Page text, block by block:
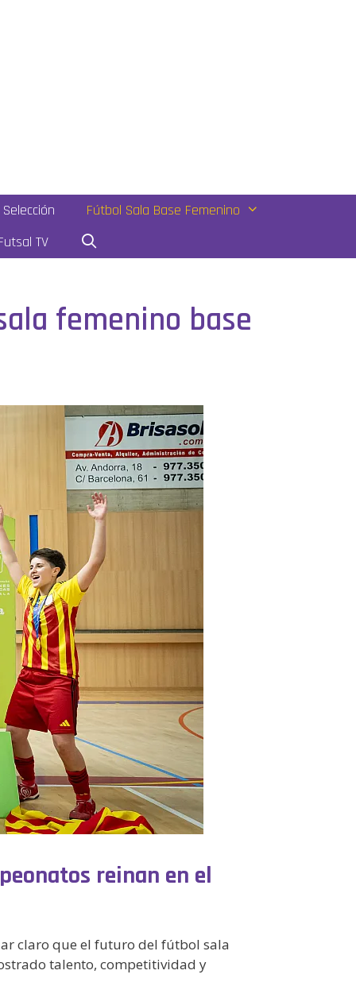
Selección
Fútbol Sala Base Femenino
TV
femenino base
reinan en el
claro que el futuro del fútbol sala
talento, competitividad y